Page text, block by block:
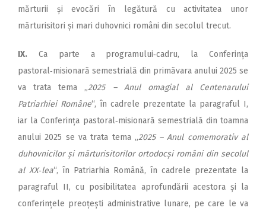
mărturii și evocări în legătură cu activitatea unor
mărturisitori și mari duhovnici români din secolul trecut.
IX. Ca parte a programului‑cadru, la Conferința
pastoral‑misionară semestrială din primăvara anului 2025 se
va trata tema „2025 – Anul omagial al Centenarului
Patriarhiei Române“, în cadrele prezentate la paragraful I,
iar la Conferința pastoral‑misionară semestrială din toamna
anului 2025 se va trata tema „2025 – Anul comemorativ al
duhovnicilor și mărturisitorilor ortodocși români din secolul
al XX‑lea“, în Patriarhia Română, în cadrele prezentate la
paragraful II, cu posibilitatea aprofundării acestora și la
conferințele preoțești administrative lunare, pe care le va